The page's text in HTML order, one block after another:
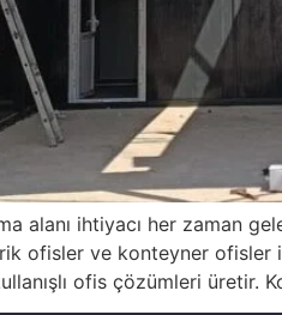
alanı ihtiyacı her zaman
ofisler ve konteyner ofisler
ofis çözümleri üretir.